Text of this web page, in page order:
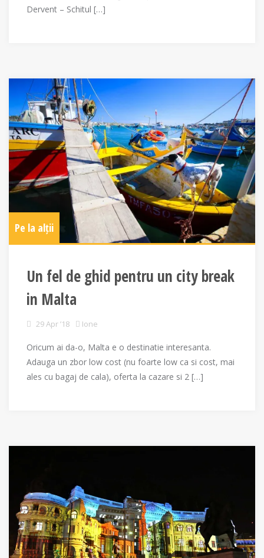
Dervent – Schitul […]
Pe la alții
Un fel de ghid pentru un city break
in Malta
29 Apr ’18 Ione
Oricum ai da-o, Malta e o destinatie interesanta.
Adauga un zbor low cost (nu foarte low ca si cost, mai
ales cu bagaj de cala), oferta la cazare si 2 […]